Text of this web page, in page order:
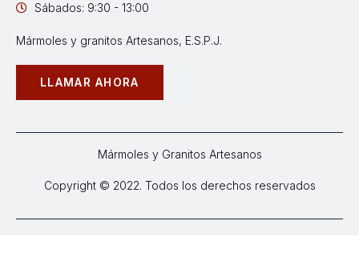
Sábados: 9:30 - 13:00
Mármoles y granitos Artesanos, E.S.P.J.
LLAMAR AHORA
Mármoles y Granitos Artesanos
Copyright © 2022. Todos los derechos reservados